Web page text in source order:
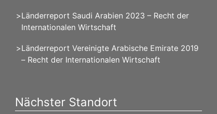
Länderreport Saudi Arabien 2023 – Recht der
Internationalen Wirtschaft
Länderreport Vereinigte Arabische Emirate 2019
– Recht der Internationalen Wirtschaft
Nächster Standort